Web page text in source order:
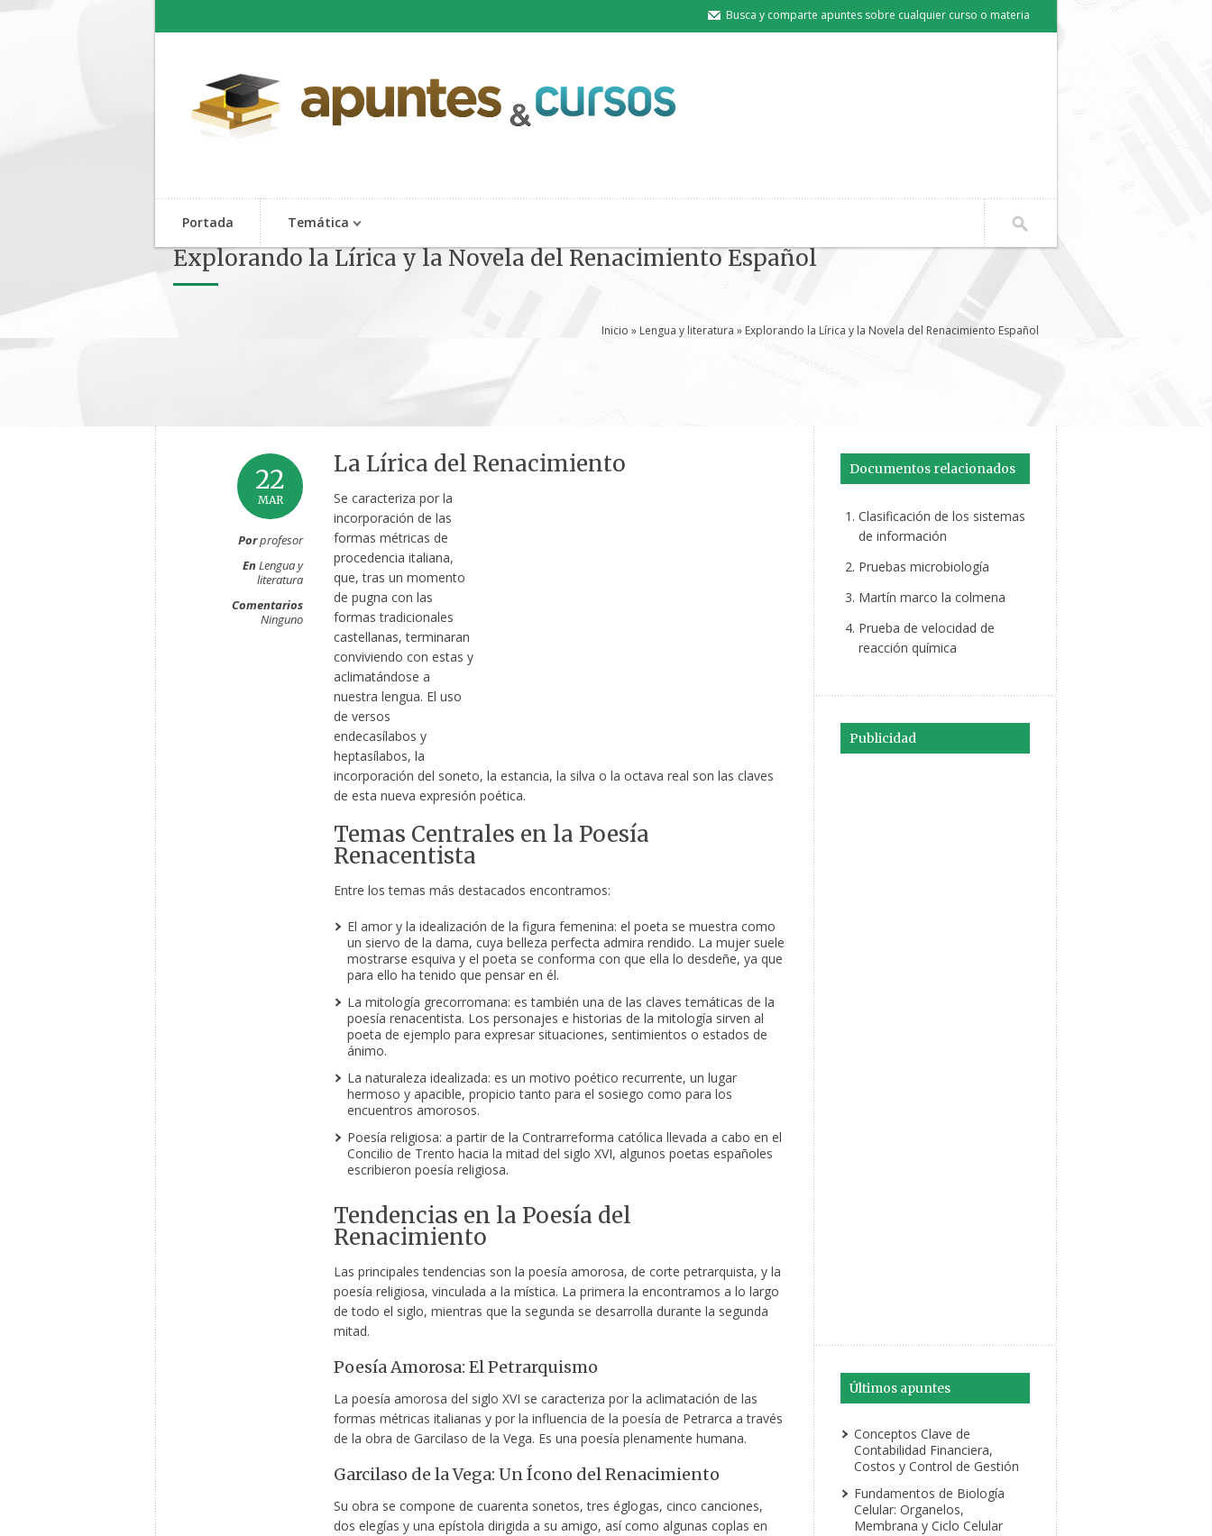
Busca y comparte apuntes sobre cualquier curso o materia
Portada Temática
Explorando la Lírica y la Novela del Renacimiento Español
Inicio » Lengua y literatura » Explorando la Lírica y la Novela del Renacimiento Español
22
MAR
Porprofesor
EnLengua y
literatura
Comentarios
Ninguno
La Lírica del Renacimiento
Se caracteriza por la
incorporación de las
formas métricas de
procedencia italiana,
que, tras un momento
de pugna con las
formas tradicionales
castellanas, terminaran
conviviendo con estas y
aclimatándose a
nuestra lengua. El uso
de versos
endecasílabos y
heptasílabos, la
incorporación del soneto, la estancia, la silva o la octava real son las claves
de esta nueva expresión poética.
Temas Centrales en la Poesía
Renacentista
Entre los temas más destacados encontramos:
El amor y la idealización de la figura femenina: el poeta se muestra como
un siervo de la dama, cuya belleza perfecta admira rendido. La mujer suele
mostrarse esquiva y el poeta se conforma con que ella lo desdeñe, ya que
para ello ha tenido que pensar en él.
La mitología grecorromana: es también una de las claves temáticas de la
poesía renacentista. Los personajes e historias de la mitología sirven al
poeta de ejemplo para expresar situaciones, sentimientos o estados de
ánimo.
La naturaleza idealizada: es un motivo poético recurrente, un lugar
hermoso y apacible, propicio tanto para el sosiego como para los
encuentros amorosos.
Poesía religiosa: a partir de la Contrarreforma católica llevada a cabo en el
Concilio de Trento hacia la mitad del siglo XVI, algunos poetas españoles
escribieron poesía religiosa.
Tendencias en la Poesía del
Renacimiento
Las principales tendencias son la poesía amorosa, de corte petrarquista, y la
poesía religiosa, vinculada a la mística. La primera la encontramos a lo largo
de todo el siglo, mientras que la segunda se desarrolla durante la segunda
mitad.
Poesía Amorosa: El Petrarquismo
La poesía amorosa del siglo XVI se caracteriza por la aclimatación de las
formas métricas italianas y por la influencia de la poesía de Petrarca a través
de la obra de Garcilaso de la Vega. Es una poesía plenamente humana.
Garcilaso de la Vega: Un Ícono del Renacimiento
Su obra se compone de cuarenta sonetos, tres églogas, cinco canciones,
dos elegías y una epístola dirigida a su amigo, así como algunas coplas en
Documentos relacionados
Clasificación de los sistemas
de información
Pruebas microbiología
Martín marco la colmena
Prueba de velocidad de
reacción química
Publicidad
Últimos apuntes
Conceptos Clave de
Contabilidad Financiera,
Costos y Control de Gestión
Fundamentos de Biología
Celular: Organelos,
Membrana y Ciclo Celular